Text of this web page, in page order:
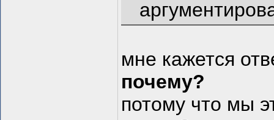
мне кажется
почему?
потому что мы